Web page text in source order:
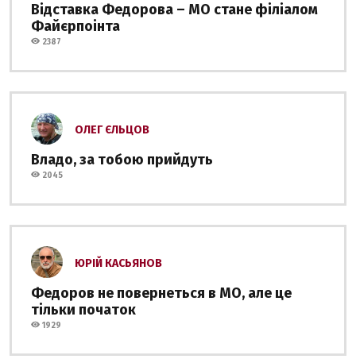
Відставка Федорова – МО стане філіалом
Файєрпоінта
2387
ОЛЕГ ЄЛЬЦОВ
Владо, за тобою прийдуть
2045
ЮРІЙ КАСЬЯНОВ
Федоров не повернеться в МО, але це
тільки початок
1929